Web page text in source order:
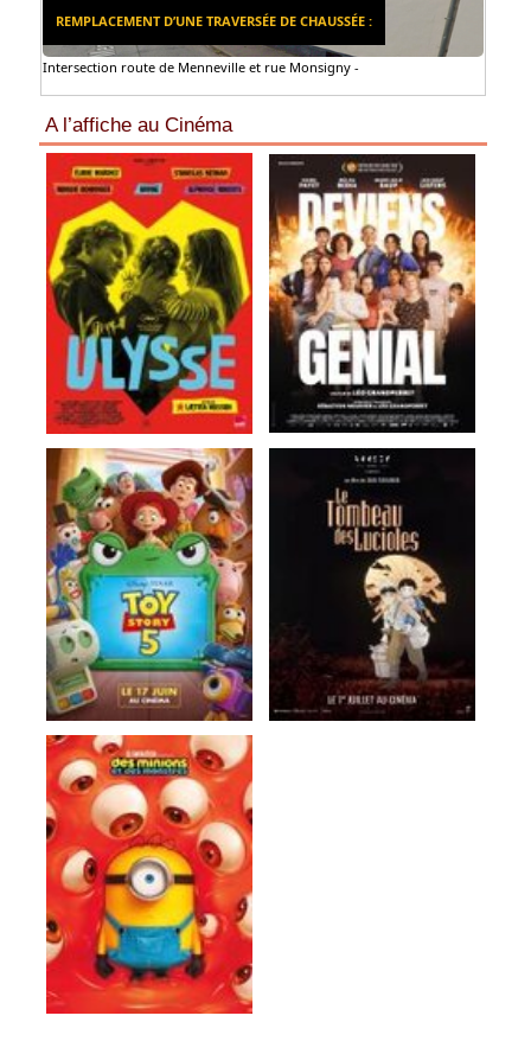
REMPLACEMENT D’UNE TRAVERSÉE DE CHAUSSÉE :
Intersection route de Menneville et rue Monsigny -
A l’affiche au Cinéma